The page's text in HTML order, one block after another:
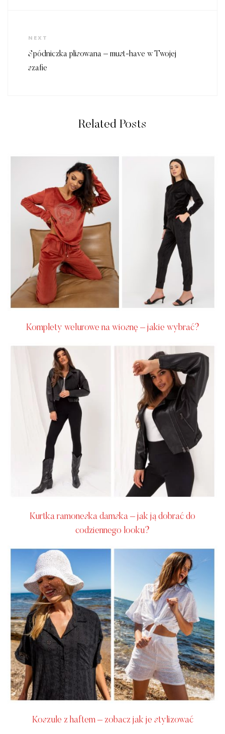
Next
Post
NEXT
Spódniczka plisowana – must-have w Twojej
szafie
Related Posts
Komplety welurowe na wiosnę – jakie wybrać?
Kurtka ramoneska damska – jak ją dobrać do
codziennego looku?
Koszule z haftem – zobacz jak je stylizować